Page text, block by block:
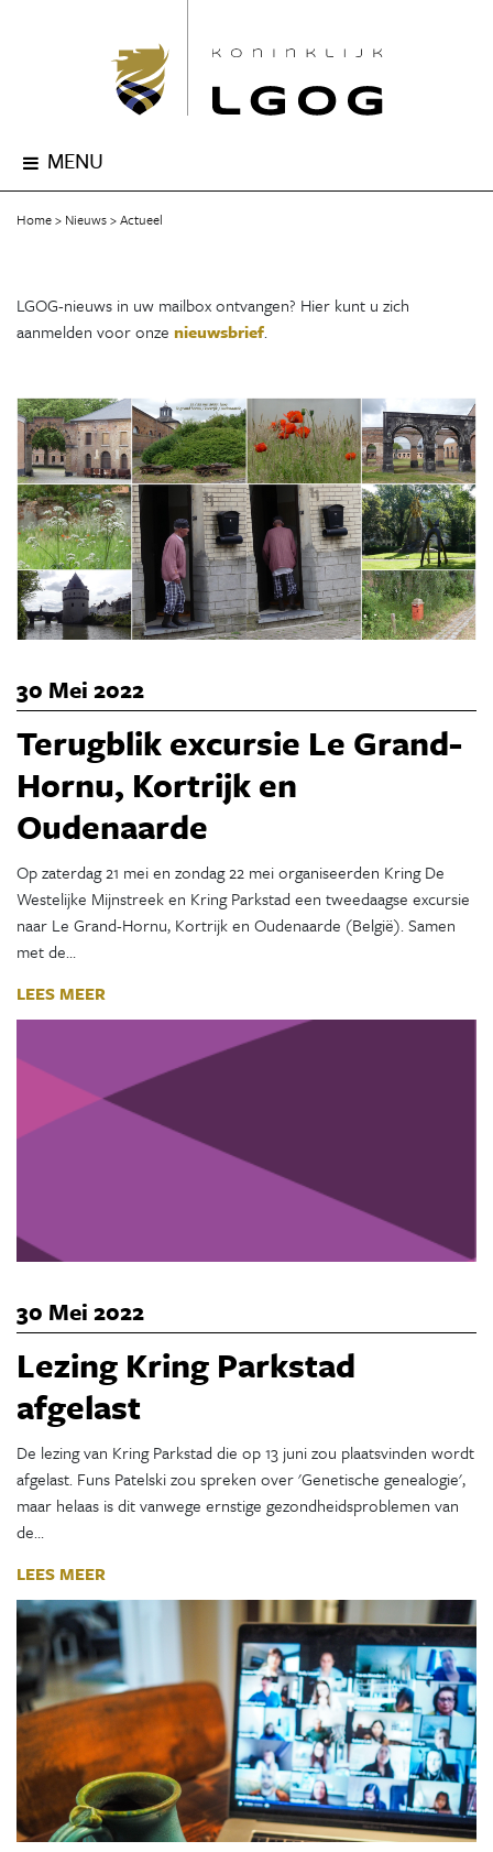
MENU
Home Nieuws Actueel
LGOG-nieuws in uw mailbox ontvangen? Hier kunt u zich
aanmelden voor onze nieuwsbrief.
30 Mei 2022
Terugblik excursie Le Grand-
Hornu, Kortrijk en
Oudenaarde
Op zaterdag 21 mei en zondag 22 mei organiseerden Kring De
Westelijke Mijnstreek en Kring Parkstad een tweedaagse excursie
naar Le Grand-Hornu, Kortrijk en Oudenaarde (België). Samen
met de…
LEES MEER
30 Mei 2022
Lezing Kring Parkstad
afgelast
De lezing van Kring Parkstad die op 13 juni zou plaatsvinden wordt
afgelast. Funs Patelski zou spreken over 'Genetische genealogie',
maar helaas is dit vanwege ernstige gezondheidsproblemen van
de…
LEES MEER